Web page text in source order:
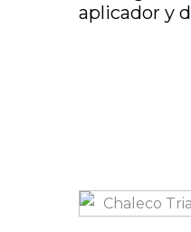
aplicador y